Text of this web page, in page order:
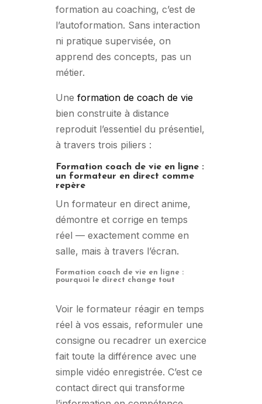
formation au coaching, c’est de
l’autoformation. Sans interaction
ni pratique supervisée, on
apprend des concepts, pas un
métier.
Une formation de coach de vie
bien construite à distance
reproduit l’essentiel du présentiel,
à travers trois piliers :
Formation coach de vie en ligne :
un formateur en direct comme
repère
Un formateur en direct anime,
démontre et corrige en temps
réel — exactement comme en
salle, mais à travers l’écran.
Formation coach de vie en ligne :
pourquoi le direct change tout
Voir le formateur réagir en temps
réel à vos essais, reformuler une
consigne ou recadrer un exercice
fait toute la différence avec une
simple vidéo enregistrée. C’est ce
contact direct qui transforme